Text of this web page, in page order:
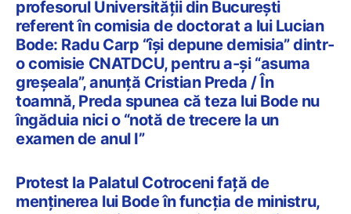
profesorul Universității din București
referent în comisia de doctorat a lui Lucian
Bode: Radu Carp “își depune demisia” dintr-
o comisie CNATDCU, pentru a-și “asuma
greșeala”, anunță Cristian Preda / În
toamnă, Preda spunea că teza lui Bode nu
îngăduia nici o “notă de trecere la un
examen de anul I”
Protest la Palatul Cotroceni față de
menținerea lui Bode în funcția de ministru,